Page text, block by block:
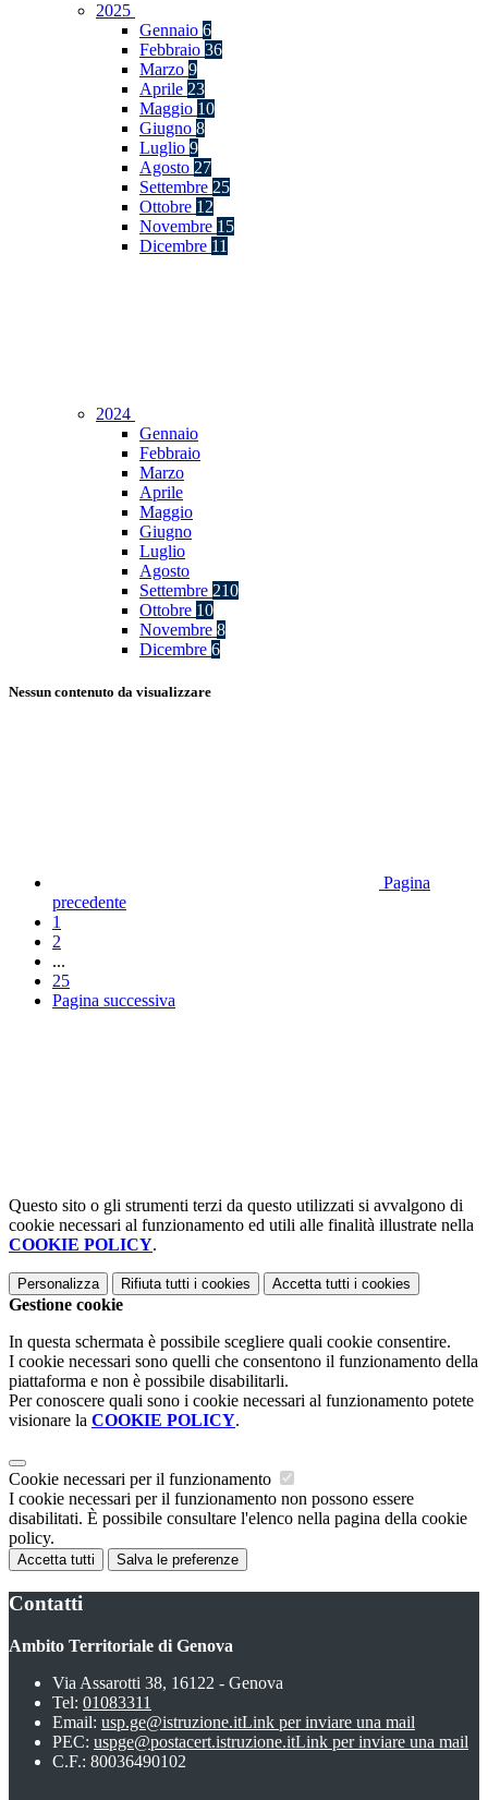
2025
Gennaio 6
Febbraio 36
Marzo 9
Aprile 23
Maggio 10
Giugno 8
Luglio 9
Agosto 27
Settembre 25
Ottobre 12
Novembre 15
Dicembre 11
2024
Gennaio
Febbraio
Marzo
Aprile
Maggio
Giugno
Luglio
Agosto
Settembre 210
Ottobre 10
Novembre 8
Dicembre 6
Nessun contenuto da visualizzare
Pagina
precedente
1
2
...
25
Pagina successiva
Questo sito o gli strumenti terzi da questo utilizzati si avvalgono di
cookie necessari al funzionamento ed utili alle finalità illustrate nella
COOKIE POLICY.
Personalizza Rifiuta tutti i cookies Accetta tutti i cookies
Gestione cookie
In questa schermata è possibile scegliere quali cookie consentire.
I cookie necessari sono quelli che consentono il funzionamento della
piattaforma e non è possibile disabilitarli.
Per conoscere quali sono i cookie necessari al funzionamento potete
visionare la COOKIE POLICY.
Cookie necessari per il funzionamento
I cookie necessari per il funzionamento non possono essere
disabilitati. È possibile consultare l'elenco nella pagina della cookie
policy.
Accetta tutti Salva le preferenze
Contatti
Ambito Territoriale di Genova
Via Assarotti 38, 16122 - Genova
Tel: 01083311
Email: usp.ge@istruzione.itLink per inviare una mail
PEC: uspge@postacert.istruzione.itLink per inviare una mail
C.F.: 80036490102